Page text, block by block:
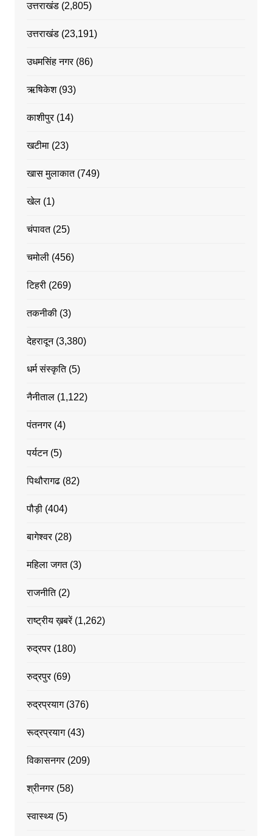
उत्तराखंड(2,805)
उत्तराखंड(23,191)
उधमसिंह नगर(86)
ऋषिकेश(93)
काशीपुर(14)
खटीमा(23)
खास मुलाकात(749)
खेल(1)
चंपावत(25)
चमोली(456)
टिहरी(269)
तकनीकी(3)
देहरादून(3,380)
धर्म संस्कृति(5)
नैनीताल(1,122)
पंतनगर(4)
पर्यटन(5)
पिथौरागढ(82)
पौड़ी(404)
बागेश्वर(28)
महिला जगत(3)
राजनीति(2)
राष्ट्रीय ख़बरें(1,262)
रुद्रपर(180)
रुद्रपुर(69)
रुद्रप्रयाग(376)
रूद्रप्रयाग(43)
विकासनगर(209)
श्रीनगर(58)
स्वास्थ्य(5)